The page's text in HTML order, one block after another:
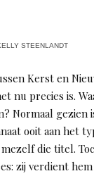
STEENLANDT
Kerst en
nu precies is.
Normaal gezien
ooit aan het
die titel.
zij verdient